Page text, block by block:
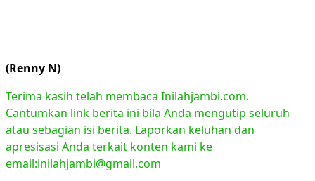
(Renny N)
Terima kasih telah membaca Inilahjambi.com.
Cantumkan link berita ini bila Anda mengutip seluruh
atau sebagian isi berita. Laporkan keluhan dan
apresisasi Anda terkait konten kami ke
email:inilahjambi@gmail.com